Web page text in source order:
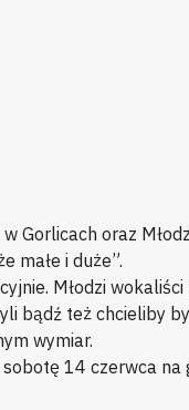
Gorlicach oraz
małe i duże”.
Młodzi
bądź też chcieliby
wymiar.
14 czerwca na